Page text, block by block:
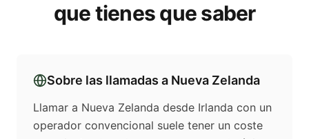
que tienes que saber
Sobre las llamadas a Nueva Zelanda
Llamar a Nueva Zelanda desde Irlanda con un
operador convencional suele tener un coste